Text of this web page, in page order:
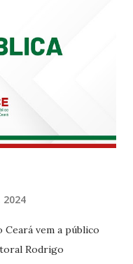
vem a público
Rodrigo